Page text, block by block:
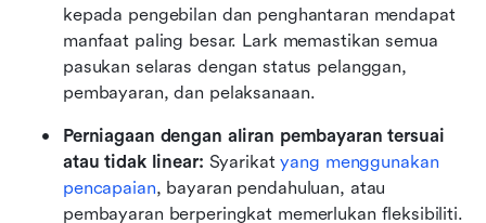
kepada pengebilan dan penghantaran mendapat
manfaat paling besar. Lark memastikan semua
pasukan selaras dengan status pelanggan,
pembayaran, dan pelaksanaan.
Perniagaan dengan aliran pembayaran tersuai
atau tidak linear: Syarikat yang menggunakan
pencapaian, bayaran pendahuluan, atau
pembayaran berperingkat memerlukan fleksibiliti.